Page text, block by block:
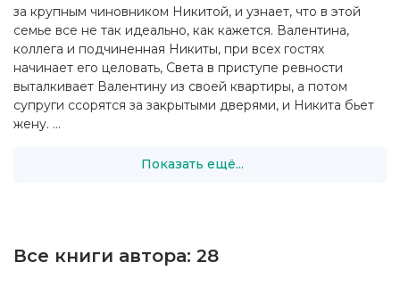
за крупным чиновником Никитой, и узнает, что в этой
семье все не так идеально, как кажется. Валентина,
коллега и подчиненная Никиты, при всех гостях
начинает его целовать, Света в приступе ревности
выталкивает Валентину из своей квартиры, а потом
супруги ссорятся за закрытыми дверями, и Никита бьет
жену. ...
Показать ещё...
Все книги автора: 28